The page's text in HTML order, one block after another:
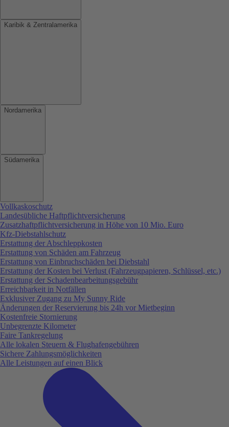
Karibik & Zentralamerika
Nordamerika
Südamerika
Vollkaskoschutz
Landesübliche Haftpflichtversicherung
Zusatzhaftpflichtversicherung in Höhe von 10 Mio. Euro
Kfz-Diebstahlschutz
Erstattung der Abschleppkosten
Erstattung von Schäden am Fahrzeug
Erstattung von Einbruchschäden bei Diebstahl
Erstattung der Kosten bei Verlust (Fahrzeugpapieren, Schlüssel, etc.)
Erstattung der Schadenbearbeitungsgebühr
Erreichbarkeit in Notfällen
Exklusiver Zugang zu My Sunny Ride
Änderungen der Reservierung bis 24h vor Mietbeginn
Kostenfreie Stornierung
Unbegrenzte Kilometer
Faire Tankregelung
Alle lokalen Steuern & Flughafengebühren
Sichere Zahlungsmöglichkeiten
Alle Leistungen auf einen Blick